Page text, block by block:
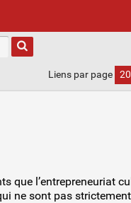
Liens par page 20
que l’entrepreneuriat
ne sont pas